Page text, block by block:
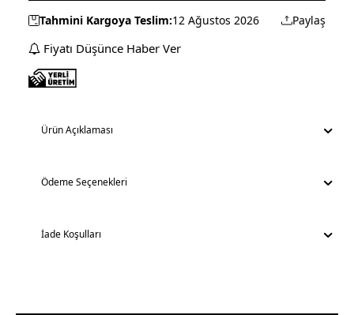
Tahmini Kargoya Teslim:12 Ağustos 2026 Paylaş
Fiyatı Düşünce Haber Ver
Ürün Açıklaması
Ödeme Seçenekleri
İade Koşulları